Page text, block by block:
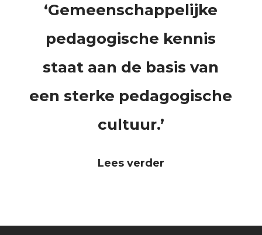
‘Gemeenschappelijke
pedagogische kennis
staat aan de basis van
een sterke pedagogische
cultuur.’
Lees verder